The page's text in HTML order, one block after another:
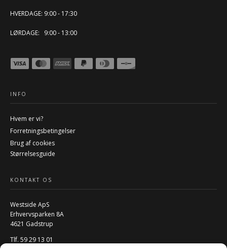
HVERDAGE: 9:00 - 17:30
LØRDAGE: 9:00 - 13:00
INFO
Hvem er vi?
Forretningsbetingelser
Brug af cookies
Størrelsesguide
KONTAKT OS
Westside ApS
Erhvervsparken 8A
4621 Gadstrup
Tlf. 59 29 13 01